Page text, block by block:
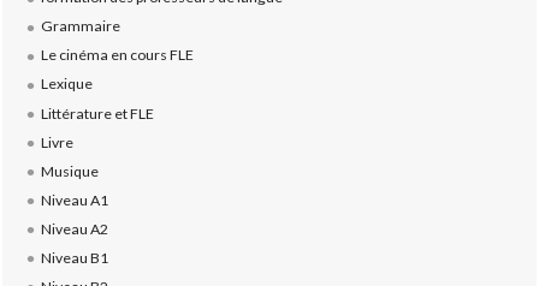
Grammaire
Le cinéma en cours FLE
Lexique
Littérature et FLE
Livre
Musique
Niveau A1
Niveau A2
Niveau B1